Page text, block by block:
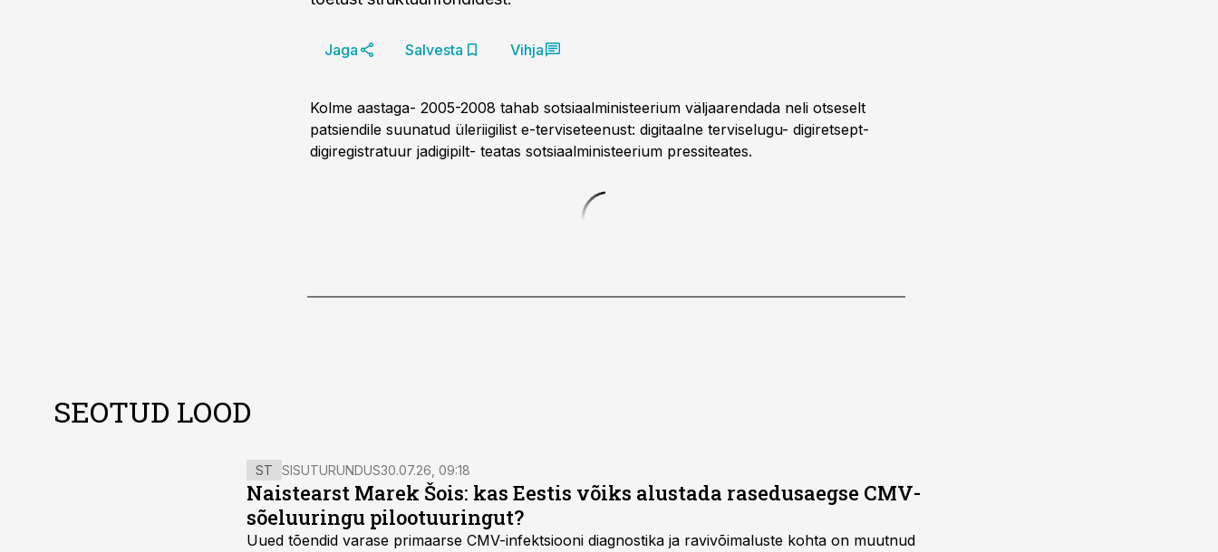
Jaga Salvesta Vihja
Kolme aastaga- 2005-2008 tahab sotsiaalministeerium väljaarendada neli otseselt
patsiendile suunatud üleriigilist e-terviseteenust: digitaalne terviselugu- digiretsept-
digiregistratuur jadigipilt- teatas sotsiaalministeerium pressiteates.
SEOTUD LOOD
ST SISUTURUNDUS30.07.26, 09:18
Naistearst Marek Šois: kas Eestis võiks alustada rasedusaegse CMV-
sõeluuringu pilootuuringut?
Uued tõendid varase primaarse CMV-infektsiooni diagnostika ja ravivõimaluste kohta on muutnud